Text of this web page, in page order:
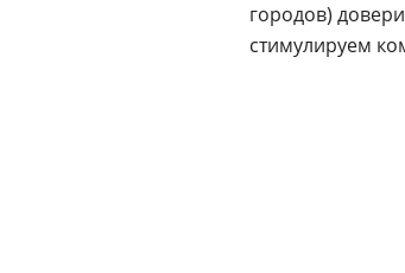
городов)
стимулируем